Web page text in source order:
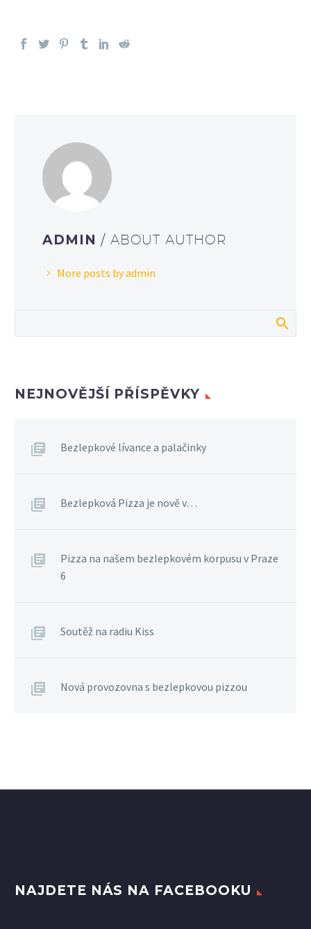
ADMIN / ABOUT AUTHOR
More posts by admin
NEJNOVĚJŠÍ PŘÍSPĚVKY
Bezlepkové lívance a palačinky
Bezlepková Pizza je nově v…
Pizza na našem bezlepkovém korpusu v Praze
6
Soutěž na radiu Kiss
Nová provozovna s bezlepkovou pizzou
NAJDETE NÁS NA FACEBOOKU